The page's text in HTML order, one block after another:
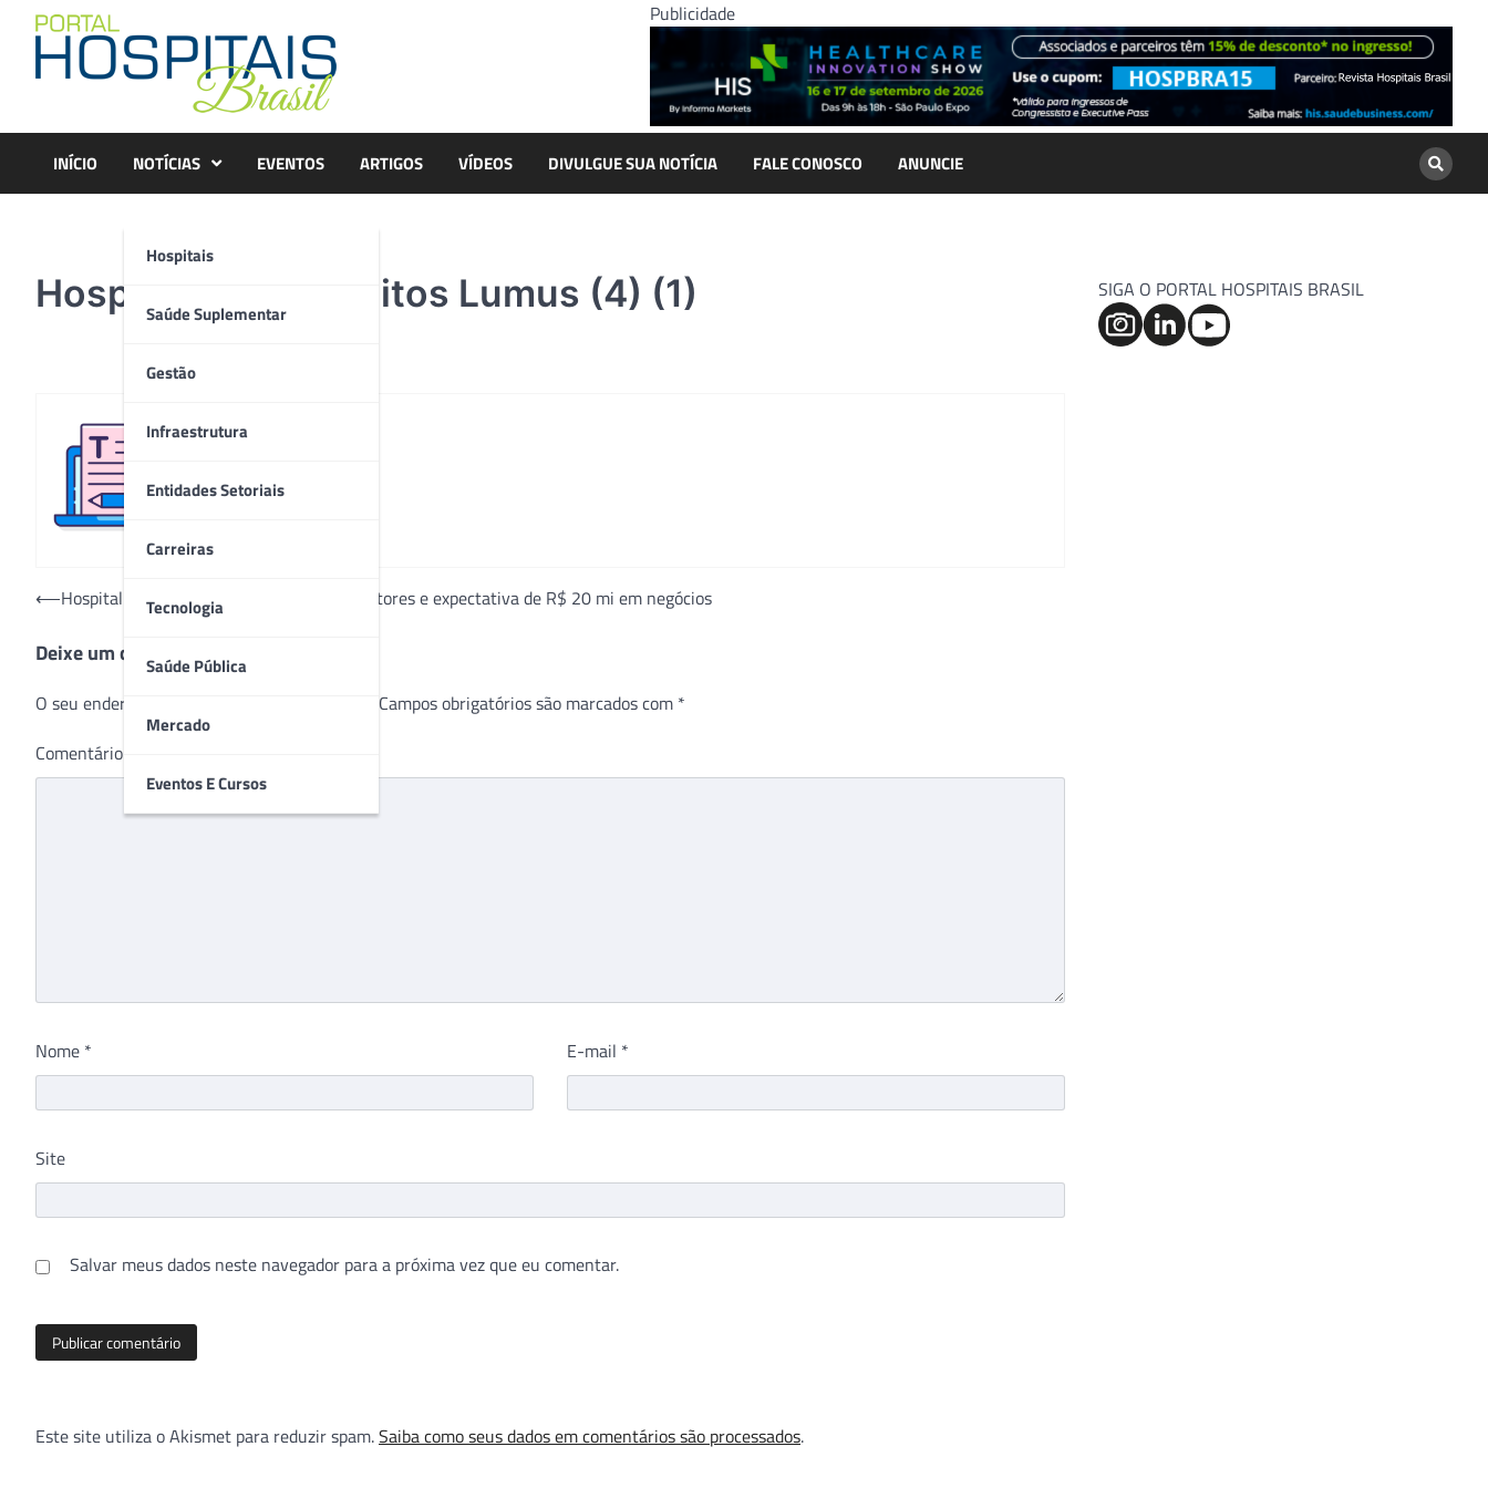
content
Publicidade
INÍCIO NOTÍCIAS
Hospitais
Saúde Suplementar
Gestão
Infraestrutura
Entidades Setoriais
Carreiras
Tecnologia
Saúde Pública
Mercado
Eventos E Cursos
EVENTOS ARTIGOS VÍDEOS DIVULGUE SUA NOTÍCIA FALE CONOSCO ANUNCIE
Hospitalmed – créditos Lumus (4) (1)
Navegação
Post
⟵HospitalMed: edição digital, com 50 expositores e expectativa de R$ 20 mi em negócios
Deixe um comentário
O seu endereço de e-mail não será publicado. Campos obrigatórios são marcados com *
Comentário
Nome * E-mail *
Site
Salvar meus dados neste navegador para a próxima vez que eu comentar.
Este site utiliza o Akismet para reduzir spam.Saiba como seus dados em comentários são processados.
SIGA O PORTAL HOSPITAIS BRASIL